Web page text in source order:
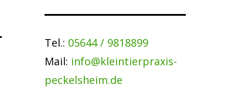
Tel.: 05644 / 9818899
Mail: info@kleintierpraxis-
peckelsheim.de